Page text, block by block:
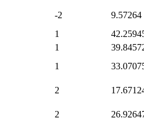
-2
9.57264
1
1
1
2
2